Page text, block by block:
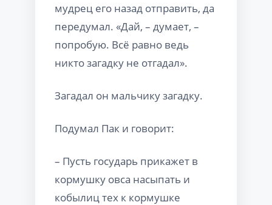
мудрец его назад отправить, да
передумал. «Дай, – думает, –
попробую. Всё равно ведь
никто загадку не отгадал».
Загадал он мальчику загадку.
Подумал Пак и говорит:
– Пусть государь прикажет в
кормушку овса насыпать и
кобылиц тех к кормушке